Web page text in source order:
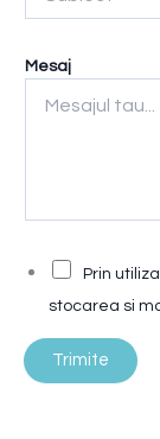
*
Mesaj
*
Prin
stocarea si
Trimite